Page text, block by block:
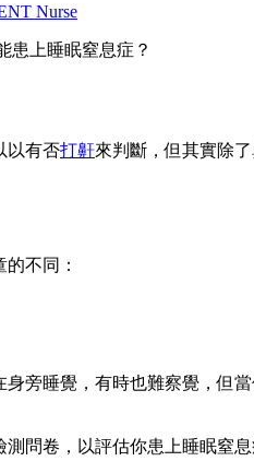
Nurse
患上睡眠窒息症？
以有否打鼾來判斷，但其實除
不同：
旁睡覺，有時也難察覺，但
問卷，以評估你患上睡眠窒